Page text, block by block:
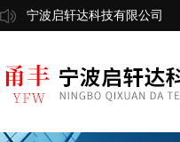
宁波启轩达科技有限公司